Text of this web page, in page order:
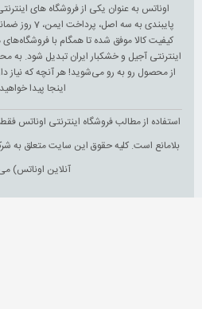
اوناتس به عنوان یکی از فروشگاه های
پایبندی به
کیفیت کالا موفق شده تا همگام با
اینترنتی آجیل و خشکبار ایران تبدیل شود. به
از محصول رو به رو می‌شوید! هر آنچه که نیاز
اینجا پیدا
استفاده از مطالب فروشگاه اینترنتی اوناتس
بلامانع است. کلیه حقوق این سایت متعلق به
آنلاین اوناتس)